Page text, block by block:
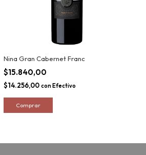
Nina Gran Cabernet Franc
$15.840,00
$14.256,00conEfectivo